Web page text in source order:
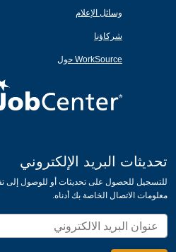
وسائل الإعلام
شركاؤنا
WorkSource حول
تحديثات البريد الإلكتروني
للتسجيل للحصول على تحديثات أو للوصول إلى
معلومات الاتصال الخاصة بك أدناه.